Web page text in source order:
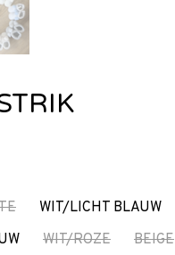
WIT/LICHT BLAUW
WIT/ROZE
BEIGE